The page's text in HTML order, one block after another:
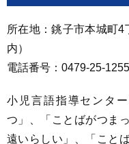
所在地：銚子市本城町
内）
電話番号：0479-25-1255
小児言語指導センタ
つ」、「ことばがつま
遠いらしい」、「こと